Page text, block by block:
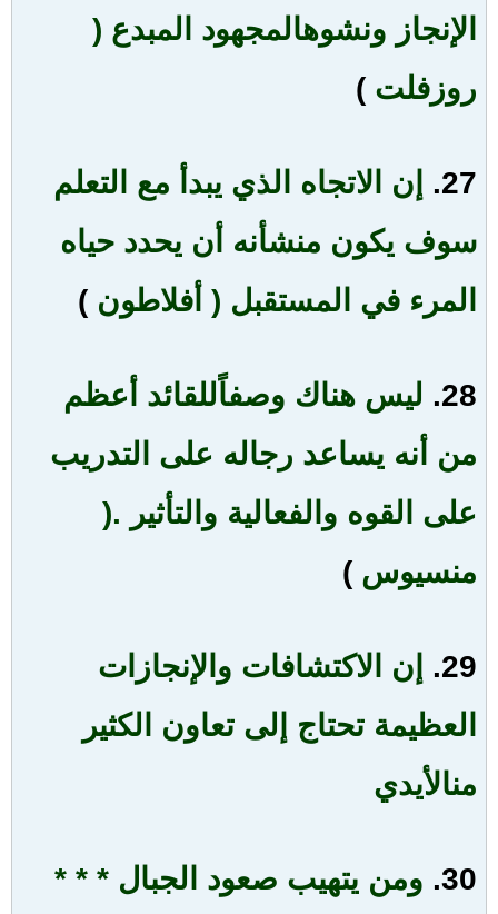
الإنجاز ونشوهالمجهود المبدع (
روزفلت )
27.
إن الاتجاه الذي يبدأ مع التعلم
سوف يكون منشأنه أن يحدد حياه
المرء في المستقبل ( أفلاطون )
28. ليس هناك وصفاًللقائد أعظم
من أنه يساعد رجاله على التدريب
على القوه والفعالية والتأثير .(
منسيوس )
29.
إن الاكتشافات والإنجازات
العظيمة تحتاج إلى تعاون الكثير
منالأيدي
30. ومن يتهيب صعود الجبال * * *